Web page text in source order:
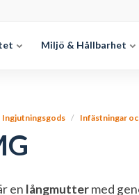
Miljö & Hållbarhet
Ingjutningsgods Infästningar
en långmuttermed